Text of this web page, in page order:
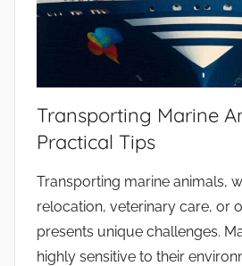
Transporting Marine
Practical Tips
Transporting marine animals,
relocation, veterinary care, or
presents unique challenges.
highly sensitive to their